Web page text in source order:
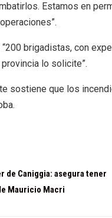
Estamos en
“200 brigadistas, con
lo solicite”.
sostiene que los
de Caniggia: asegura tener
Mauricio Macri